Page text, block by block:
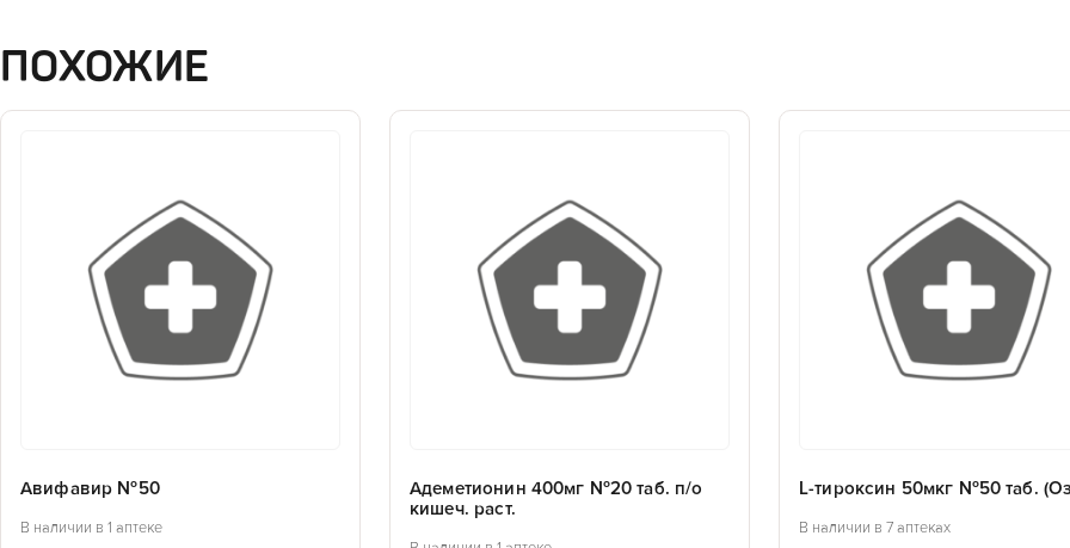
ПОХОЖИЕ
Авифавир №50
В наличии в 1 аптеке
Адеметионин 400мг №20 таб. п/о
кишеч. раст.
L-тироксин 50мкг №50 таб.
В наличии в 7 аптеках